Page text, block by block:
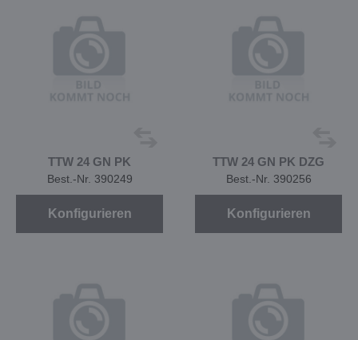
TTW 24 GN PK
Best.-Nr. 390249
Konfigurieren
TTW 24 GN PK DZG
Best.-Nr. 390256
Konfigurieren